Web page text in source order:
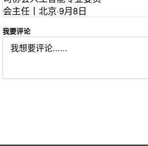
会主任丨北京·9月8日
我要评论